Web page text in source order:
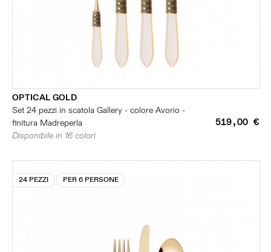
OPTICAL GOLD
Set 24 pezzi in scatola Gallery - colore Avorio -
finitura Madreperla
519,00 €
Disponibile in 16 colori
24 PEZZI PER 6 PERSONE